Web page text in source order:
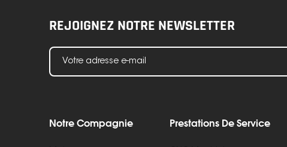
REJOIGNEZ NOTRE NEWSLETTER
Notre Compagnie Prestations De Service